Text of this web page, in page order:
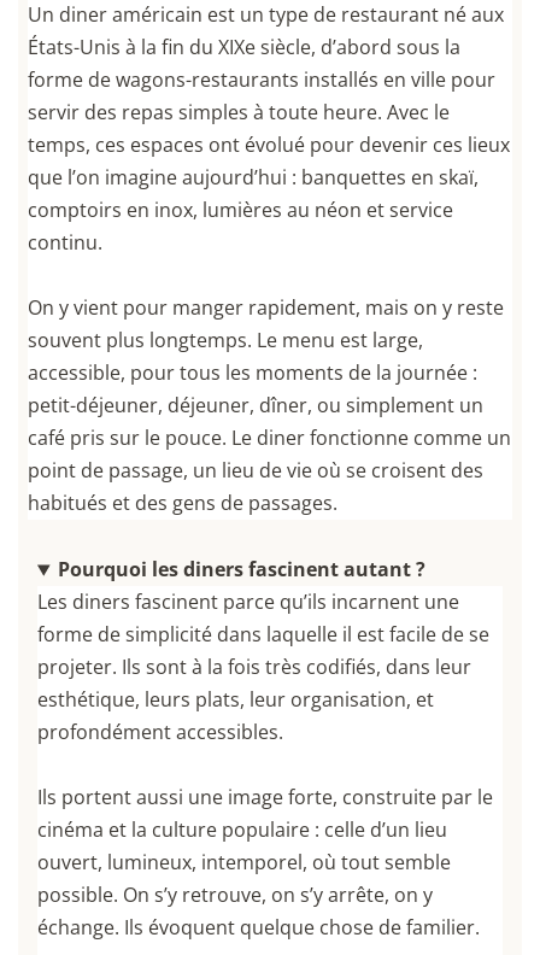
Un diner américain est un type de restaurant né aux
États-Unis à la fin du XIXe siècle, d’abord sous la
forme de wagons-restaurants installés en ville pour
servir des repas simples à toute heure. Avec le
temps, ces espaces ont évolué pour devenir ces lieux
que l’on imagine aujourd’hui : banquettes en skaï,
comptoirs en inox, lumières au néon et service
continu.
On y vient pour manger rapidement, mais on y reste
souvent plus longtemps. Le menu est large,
accessible, pour tous les moments de la journée :
petit-déjeuner, déjeuner, dîner, ou simplement un
café pris sur le pouce. Le diner fonctionne comme un
point de passage, un lieu de vie où se croisent des
habitués et des gens de passages.
Pourquoi les diners fascinent autant ?
Les diners fascinent parce qu’ils incarnent une
forme de simplicité dans laquelle il est facile de se
projeter. Ils sont à la fois très codifiés, dans leur
esthétique, leurs plats, leur organisation, et
profondément accessibles.
Ils portent aussi une image forte, construite par le
cinéma et la culture populaire : celle d’un lieu
ouvert, lumineux, intemporel, où tout semble
possible. On s’y retrouve, on s’y arrête, on y
échange. Ils évoquent quelque chose de familier.